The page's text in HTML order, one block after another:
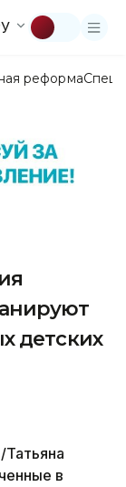
реформа
детских
в